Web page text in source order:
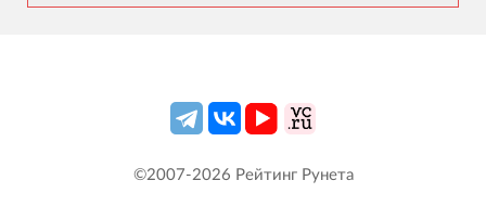
©2007-2026 Рейтинг Рунета